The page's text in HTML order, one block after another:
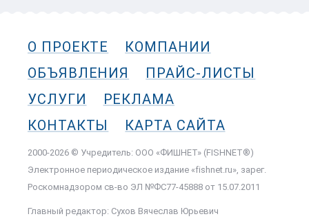
О ПРОЕКТЕ
КОМПАНИИ
ОБЪЯВЛЕНИЯ
ПРАЙС-ЛИСТЫ
УСЛУГИ
РЕКЛАМА
КОНТАКТЫ
КАРТА САЙТА
2000-2026 © Учредитель: ООО «ФИШНЕТ» (FISHNET®)
Электронное периодическое издание «fishnet.ru», зарег.
Роскомнадзором cв-во ЭЛ №ФС77-45888 от 15.07.2011
Главный редактор: Сухов Вячеслав Юрьевич